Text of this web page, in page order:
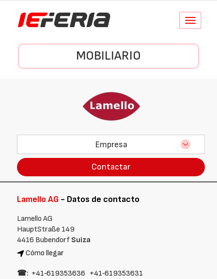
Conmutar
MOBILIARIO
Empresa
Contactar
Lamello AG - Datos de contacto
Lamello AG
HauptStraße 149
4416 Bubendorf Suiza
Cómo llegar
☎: +41‑619353636 +41‑619353631